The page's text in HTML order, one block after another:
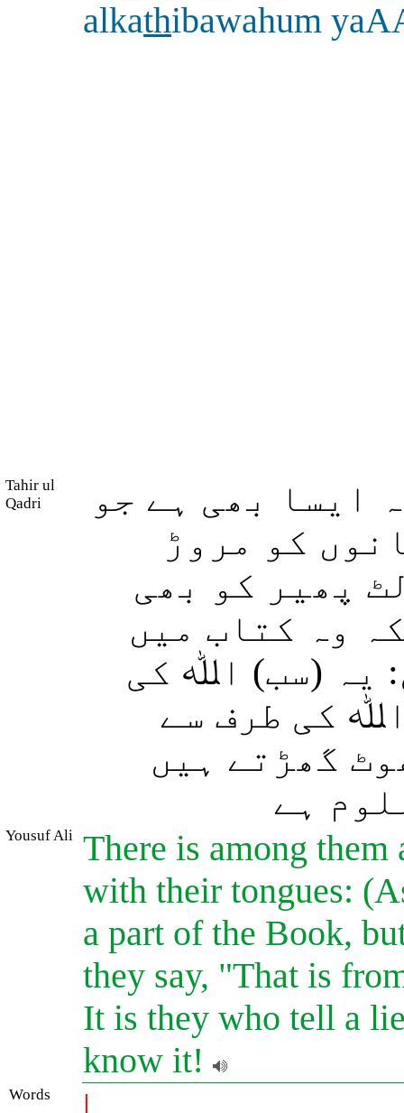
alkathibawahum
Tahir ul
Qadri
ایسا بھی ہے جو
کو مروڑ
پھیر کو بھی
وہ کتاب میں
یہ (سب) اﷲ کی
کی طرف سے
گھڑتے ہیں
ہے
Yousuf Ali There is among
with their tongues:
a part of the Book,
they say, "That is
It is they who tell a
know it!
Words